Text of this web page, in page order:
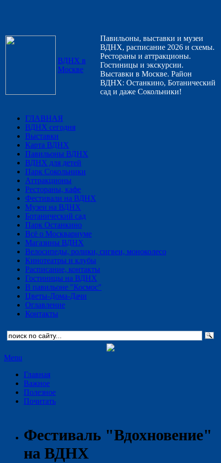
ВДНХ в
Москве
Павильоны, выставки и музеи
ВДНХ, расписание 2026 и схемы.
Рестораны и аттракционы.
Гостиницы и экскурсии.
Выставки в Москве. Район
ВДНХ: Останкино, Ботанический
сад и даже Сокольники!
ГЛАВНАЯ
ВДНХ сегодня
Выставки
Карта ВДНХ
Павильоны ВДНХ
ВДНХ для детей
Парк Сокольники
Аттракционы
Рестораны, кафе
Фестивали на ВДНХ
Музеи на ВДНХ
Ботанический сад
Парк Останкино
Всё о Москвариуме
Магазины ВДНХ
Велосипеды, ролики, сигвеи, моноколесо
Кинотеатры и клубы
Расписание, контакты
Гостиницы на ВДНХ
В павильоне "Космос"
Цветы-Дома-Дачи
Оглавление
Контакты
Menu
Главная
Важное
Полезное
Почитать
Фестиваль "Вдохновение"
на ВДНХ